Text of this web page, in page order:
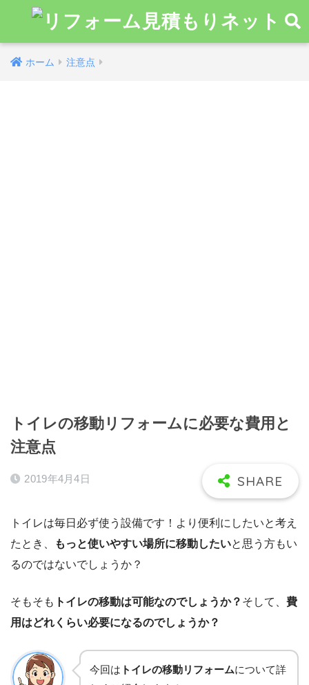
ホーム 注意点
トイレの移動リフォームに必要な費用と
注意点
2019年4月4日
トイレは毎日必ず使う設備です！より便利にしたいと考え
たとき、
もっと使いやすい場所に移動したいと思う方もい
るのではないでしょうか？
そもそも トイレの移動は可能なのでしょうか？ そして、 費
用はどれくらい必要になるのでしょうか？
今回は トイレの移動リフォームについて詳